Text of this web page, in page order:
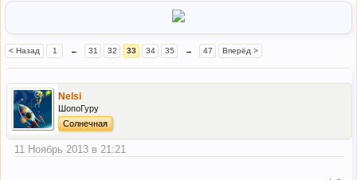
< Назад 1 ← 31 32 33 34 35 → 47 Вперёд >
Nelsi
ШопоГуру
Солнечная
11 Ноябрь 2013 в 21:21